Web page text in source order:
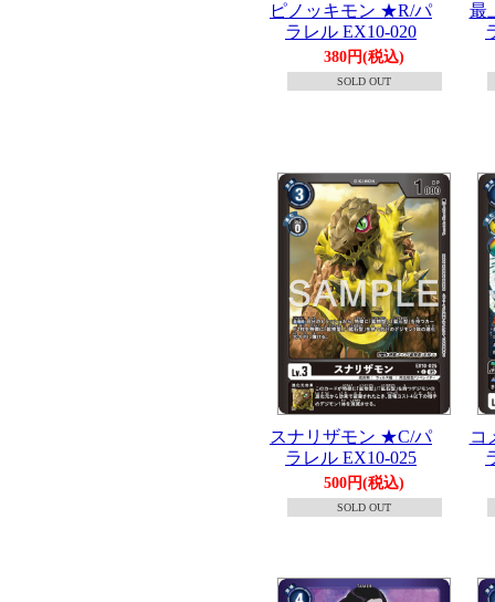
ピノッキモン ★R/パ
ラレル EX10-020
380円(税込)
SOLD OUT
最
スナリザモン ★C/パ
ラレル EX10-025
500円(税込)
SOLD OUT
コ